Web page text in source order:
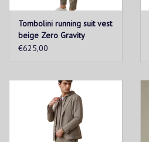
Tombolini running suit vest
beige Zero Gravity
€625,00